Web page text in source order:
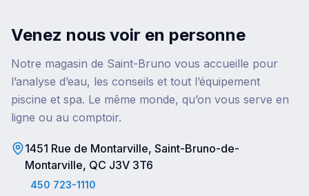
Venez nous voir en personne
Notre magasin de Saint-Bruno vous accueille pour
l’analyse d’eau, les conseils et tout l’équipement
piscine et spa. Le même monde, qu’on vous serve en
ligne ou au comptoir.
1451 Rue de Montarville, Saint-Bruno-de-
Montarville, QC J3V 3T6
450 723-1110